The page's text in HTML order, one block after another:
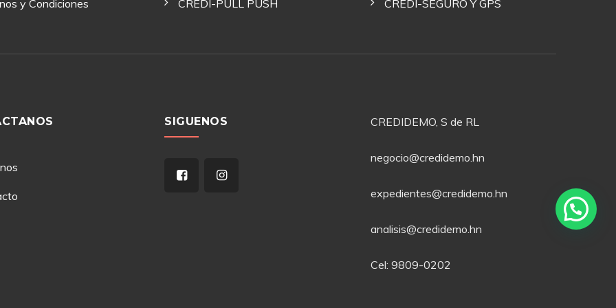
y Condiciones CREDI-PULL PUSH CREDI-SEGURO Y GPS
SIGUENOS CREDIDEMO, S de RL
negocio@credidemo.hn
expedientes@credidemo.hn
analisis@credidemo.hn
Cel: 9809-0202